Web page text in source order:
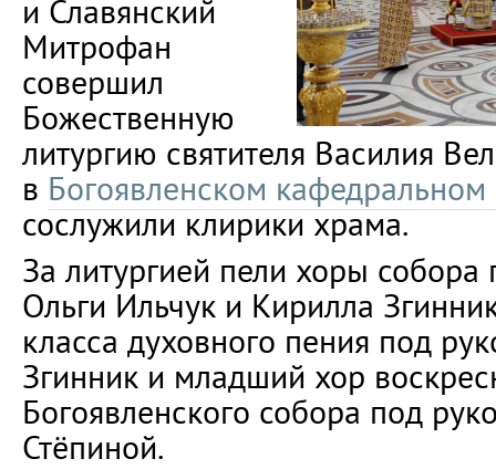
и Славянский
Митрофан
совершил
Божественную
литургию святителя Василия
в Богоявленском кафедральном
сослужили клирики храма.
За литургией пели хоры собора
Ольги Ильчук и Кирилла
класса духовного пения под
Згинник и младший хор
Богоявленского собора под
Стёпиной.